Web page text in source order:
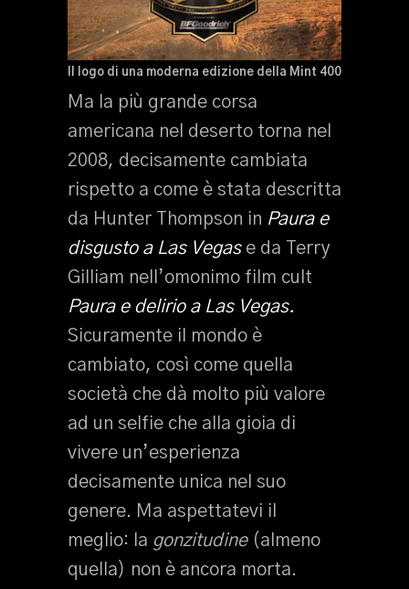
Il logo di una moderna edizione della Mint 400
Ma la più grande corsa
americana nel deserto torna nel
2008, decisamente cambiata
rispetto a come è stata descritta
da Hunter Thompson in Paura e
disgusto a Las Vegas e da Terry
Gilliam nell’omonimo film cult
Paura e delirio a Las Vegas.
Sicuramente il mondo è
cambiato, così come quella
società che dà molto più valore
ad un selfie che alla gioia di
vivere un’esperienza
decisamente unica nel suo
genere. Ma aspettatevi il
meglio: la gonzitudine(almeno
quella) non è ancora morta.